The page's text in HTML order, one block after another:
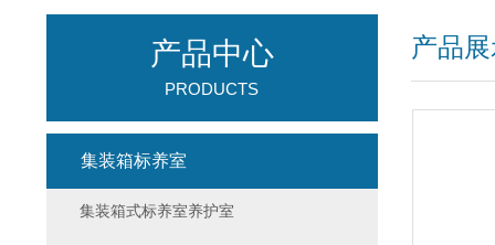
产品
产品中心
PRODUCTS
集装箱标养室
集装箱式标养室养护室